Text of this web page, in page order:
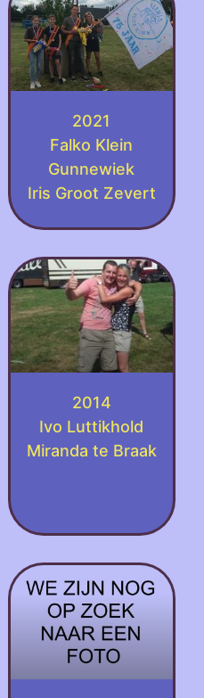
2021
Falko Klein
Gunnewiek
Iris Groot Zevert
2014
Ivo Luttikhold
Miranda te Braak